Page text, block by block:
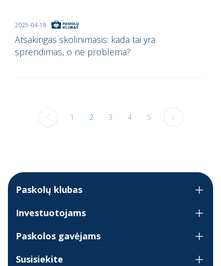
2025-04-18
Atsakingas skolinimasis: kada tai yra
sprendimas, o ne problema?
1 2 3 4 5
Paskolų klubas
Investuotojams
Paskolos gavėjams
Susisiekite